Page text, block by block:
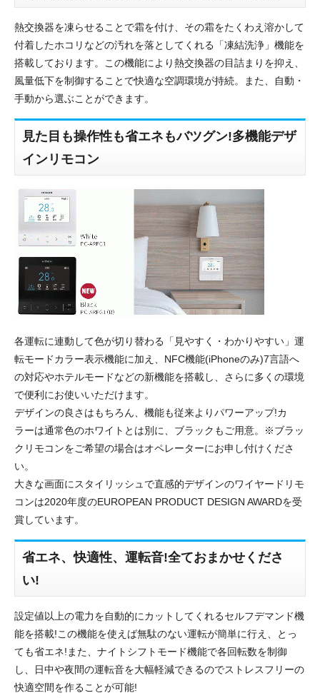
熱交換器を凍らせることで霜を付け、その霜をたくわえ溶かして
付着したホコリなどの汚れを落としてくれる「凍結洗浄」機能を
搭載しております。この機能により熱交換器の目詰まりを抑え、
風量低下を制御することで快適な空調環境が持続。また、自動・
手動から選ぶことができます。
見た目も操作性も省エネもバツグン!多機能デザ
インリモコン
各運転に連動して色が切り替わる「見やすく・わかりやすい」運
転モードカラー表示機能に加え、NFC機能(iPhoneのみ)7言語へ
の対応やホテルモードなどの新機能を搭載し、さらに多くの環境
で便利にお使いいただけます。
デザインの良さはもちろん、機能も従来よりパワーアップ!カ
ラーは通常色のホワイトとは別に、ブラックもご用意。※ブラッ
クリモコンをご希望の場合はオペレーターにお申し付けくださ
い。
大きな画面にスタイリッシュで直感的デザインのワイヤードリモ
コンは2020年度のEUROPEAN PRODUCT DESIGN AWARDを受
賞しています。
省エネ、快適性、運転音!全ておまかせくださ
い!
設定値以上の電力を自動的にカットしてくれるセルフデマンド機
能を搭載!この機能を使えば無駄のない運転が簡単に行え、とっ
ても省エネ!また、ナイトシフトモード機能で各回転数を制御
し、日中や夜間の運転音を大幅軽減できるのでストレスフリーの
快適空間を作ることが可能!